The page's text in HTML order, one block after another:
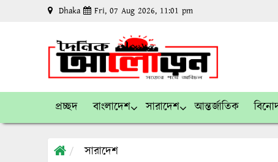
Dhaka Fri, 07 Aug 2026, 11:01 pm
প্রচ্ছদ বাংলাদেশ সারাদেশ আন্তর্জাতিক
সারাদেশ